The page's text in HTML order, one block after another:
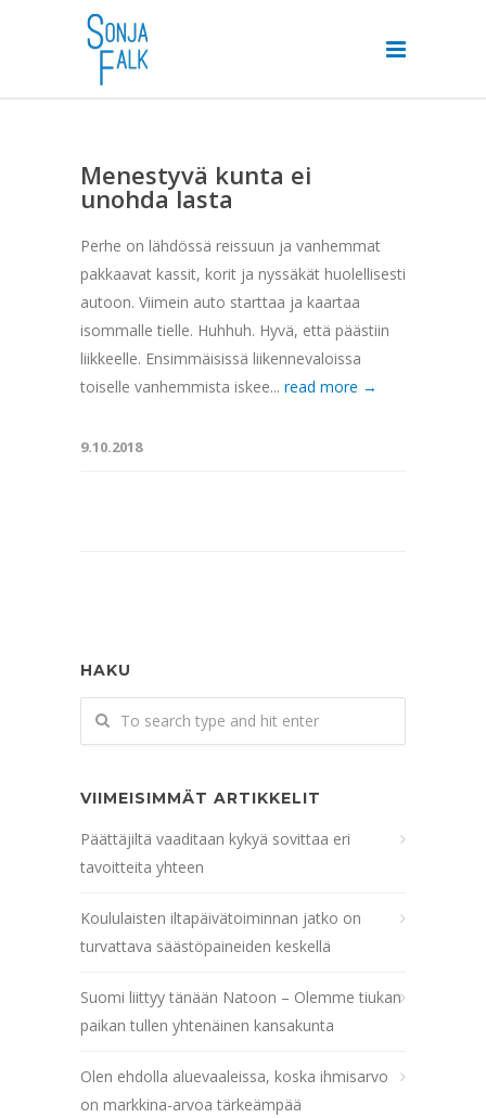
Menestyvä kunta ei
unohda lasta
Perhe on lähdössä reissuun ja vanhemmat
pakkaavat kassit, korit ja nyssäkät huolellisesti
autoon. Viimein auto starttaa ja kaartaa
isommalle tielle. Huhhuh. Hyvä, että päästiin
liikkeelle. Ensimmäisissä liikennevaloissa
toiselle vanhemmista iskee... read more →
9.10.2018
HAKU
VIIMEISIMMÄT ARTIKKELIT
Päättäjiltä vaaditaan kykyä sovittaa eri
tavoitteita yhteen
Koululaisten iltapäivätoiminnan jatko on
turvattava säästöpaineiden keskellä
Suomi liittyy tänään Natoon – Olemme tiukan
paikan tullen yhtenäinen kansakunta
Olen ehdolla aluevaaleissa, koska ihmisarvo
on markkina-arvoa tärkeämpää